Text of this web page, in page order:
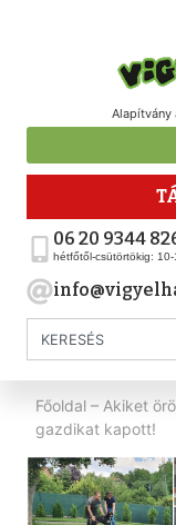
Alapítvány
06 20 9344
hétfőtől-csütörtökig:
Főoldal – Akiket
gazdikat kapott!